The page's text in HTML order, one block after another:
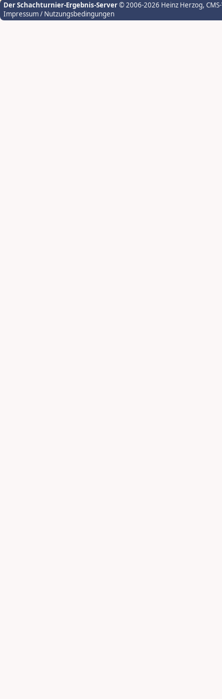
Der Schachturnier-Ergebnis-Server© 2006-2026 Heinz Herzog,
Impressum / Nutzungsbedingungen